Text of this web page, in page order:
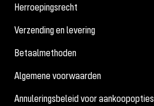
Herroepingsrecht
Verzending en levering
Betaalmethoden
Algemene voorwaarden
Annuleringsbeleid voor aankoopopties